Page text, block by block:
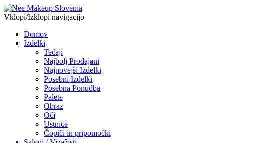
Vklopi/Izklopi navigacijo
Domov
Izdelki
Tečaji
Najbolj Prodajani
Najnovejši Izdelki
Posebni Izdelki
Posebna Ponudba
Palete
Obraz
Oči
Ustnice
Čopiči in pripomočki